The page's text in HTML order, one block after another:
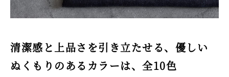
清潔感と上品さを引き立たせる、優しい
ぬくもりのあるカラーは、全10色